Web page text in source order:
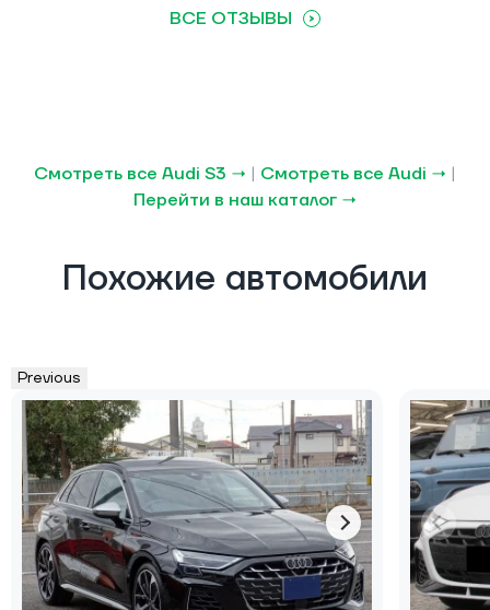
ВСЕ ОТЗЫВЫ
Смотреть все Audi S3 → | Смотреть все Audi → |
Перейти в наш каталог →
Похожие автомобили
Previous